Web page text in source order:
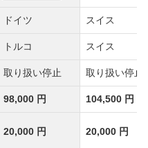
ドイツ スイス
トルコ スイス
取り扱い停止 取り扱い停止
98,000 円 104,500 円
20,000 円 20,000 円